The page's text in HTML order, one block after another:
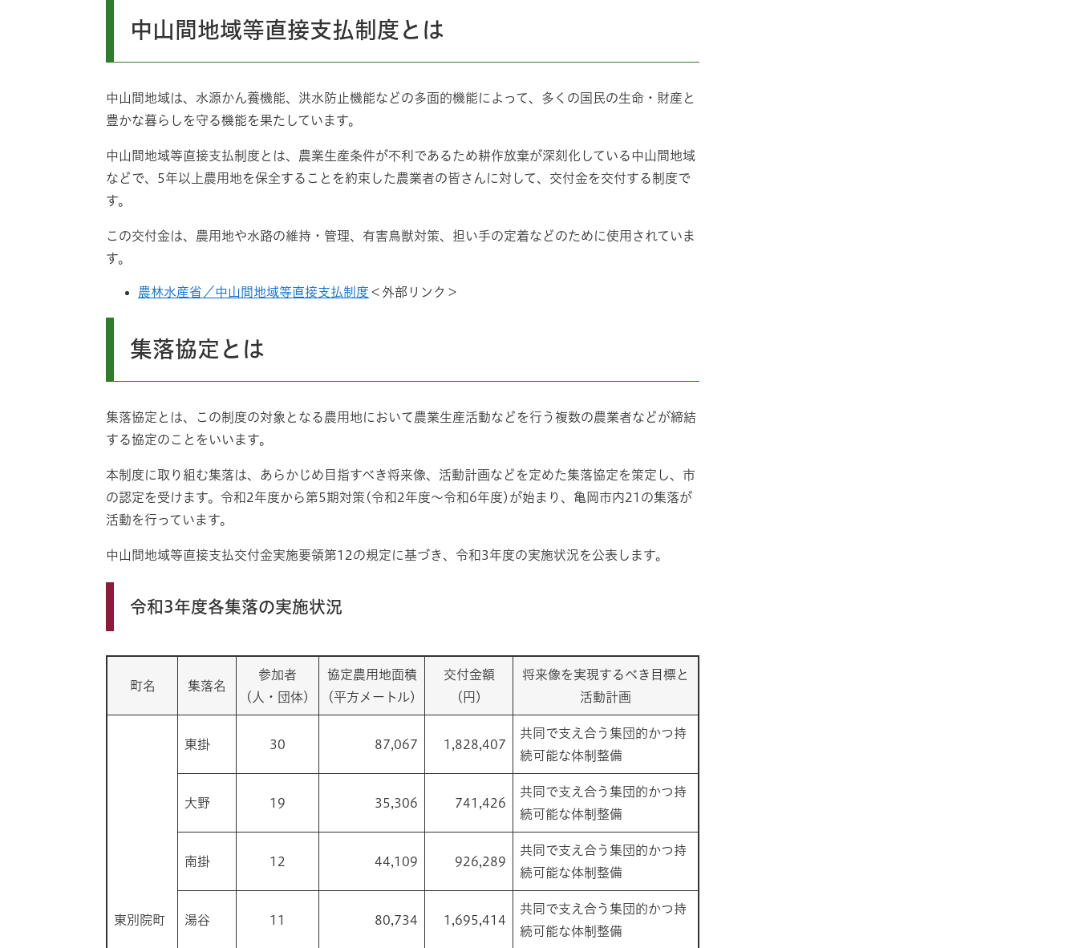
中山間地域等直接支払制度とは
中山間地域は、水源かん養機能、洪水防止機能などの多面的機能によって、多くの国民の生命・財産と
豊かな暮らしを守る機能を果たしています。
中山間地域等直接支払制度とは、農業生産条件が不利であるため耕作放棄が深刻化している中山間地域
などで、5年以上農用地を保全することを約束した農業者の皆さんに対して、交付金を交付する制度で
す。
この交付金は、農用地や水路の維持・管理、有害鳥獣対策、担い手の定着などのために使用されていま
す。
農林水産省／中山間地域等直接支払制度 ＜外部リンク＞
集落協定とは
集落協定とは、この制度の対象となる農用地において農業生産活動などを行う複数の農業者などが締結
する協定のことをいいます。
本制度に取り組む集落は、あらかじめ目指すべき将来像、活動計画などを定めた集落協定を策定し、市
の認定を受けます。令和2年度から第5期対策(令和2年度～令和6年度)が始まり、亀岡市内21の集落が
活動を行っています。
中山間地域等直接支払交付金実施要領第12の規定に基づき、令和3年度の実施状況を公表します。
令和3年度各集落の実施状況
町名 集落名
参加者
(人・団体)
協定農用地面積
(平方メートル)
交付金額
(円)
将来像を実現するべき目標と
活動計画
東別院町
東掛 30 87,067 1,828,407
共同で支え合う集団的かつ持
続可能な体制整備
大野 19 35,306 741,426
共同で支え合う集団的かつ持
続可能な体制整備
南掛 12 44,109 926,289
共同で支え合う集団的かつ持
続可能な体制整備
湯谷 11 80,734 1,695,414
共同で支え合う集団的かつ持
続可能な体制整備